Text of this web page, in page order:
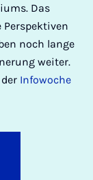
Das
noch lange
weiter.
Infowoche